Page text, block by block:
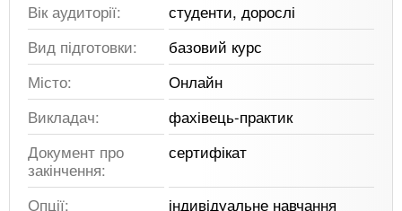
Вік аудиторії:
студенти, дорослі
Вид підготовки:
базовий курс
Місто:
Онлайн
Викладач:
фахівець-практик
Документ про
закінчення:
сертифікат
Опції:
індивідуальне навчання